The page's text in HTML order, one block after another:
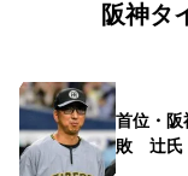
阪神タ
首位・阪
敗 辻氏